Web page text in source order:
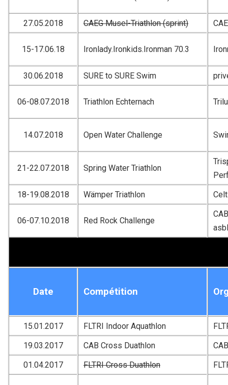
27.05.2018 CAEG Musel-Triathlon (sprint)
15-17.06.18 Ironlady.Ironkids.Ironman 70.3
30.06.2018 SURE to SURE Swim
06-08.07.2018 Triathlon Echternach
14.07.2018 Open Water Challenge
21-22.07.2018 Spring Water Triathlon
18-19.08.2018
Wämper Triathlon
06-07.10.2018 Red Rock Challenge
asbl
Date Compétition
15.01.2017 FLTRI Indoor Aquathlon
19.03.2017
CAB Cross Duathlon
CAB
01.04.2017
FLTRI Cross Duathlon